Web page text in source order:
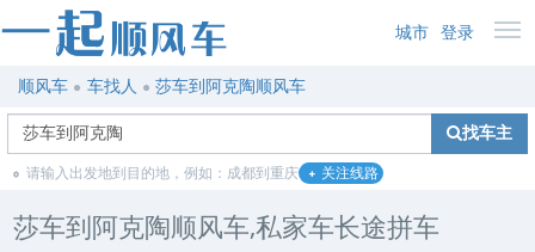
城市 登录
顺风车 车找人 莎车到阿克陶顺风车
找车主
请输入出发地到目的地，例如：成都到重庆 关注线路
莎车到阿克陶顺风车,私家车长途拼车